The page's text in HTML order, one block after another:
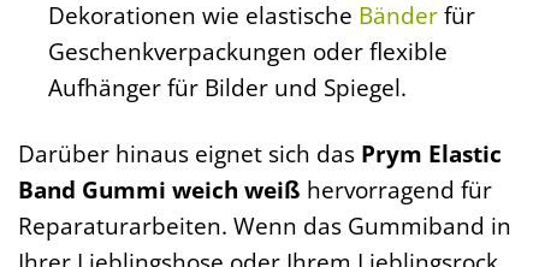
Dekorationen wie elastische Bänderfür
Geschenkverpackungen oder flexible
Aufhänger für Bilder und Spiegel.
Darüber hinaus eignet sich das Prym Elastic
Band Gummi weich weiß hervorragend für
Reparaturarbeiten. Wenn das Gummiband in